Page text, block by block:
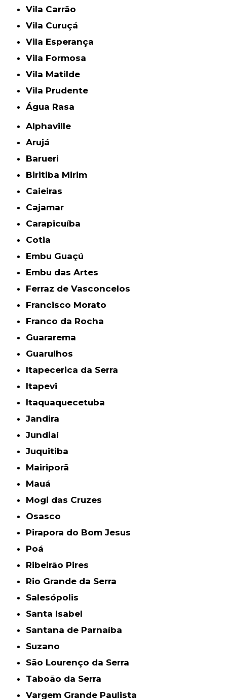
Vila Carrão
Vila Curuçá
Vila Esperança
Vila Formosa
Vila Matilde
Vila Prudente
Água Rasa
Alphaville
Arujá
Barueri
Biritiba Mirim
Caieiras
Cajamar
Carapicuíba
Cotia
Embu Guaçú
Embu das Artes
Ferraz de Vasconcelos
Francisco Morato
Franco da Rocha
Guararema
Guarulhos
Itapecerica da Serra
Itapevi
Itaquaquecetuba
Jandira
Jundiaí
Juquitiba
Mairiporã
Mauá
Mogi das Cruzes
Osasco
Pirapora do Bom Jesus
Poá
Ribeirão Pires
Rio Grande da Serra
Salesópolis
Santa Isabel
Santana de Parnaíba
Suzano
São Lourenço da Serra
Taboão da Serra
Vargem Grande Paulista